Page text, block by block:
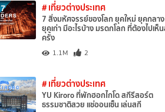
# เที่ยวต่างประเทศ
7 สิ่งมหัศจรรย์ของโลก ยุคใหม่ ยุคกลาง
ยุคเก่า มีอะไรบ้าง มรดกโลก ที่ต้องไปเห็
ครั้ง
1.1M 2
# เที่ยวต่างประเทศ
YU Kiroro ที่พักฮอกไกโด สกีรีสอร์ต
ธรรมชาติสวย แช่ออนเซ็น เล่นสกี